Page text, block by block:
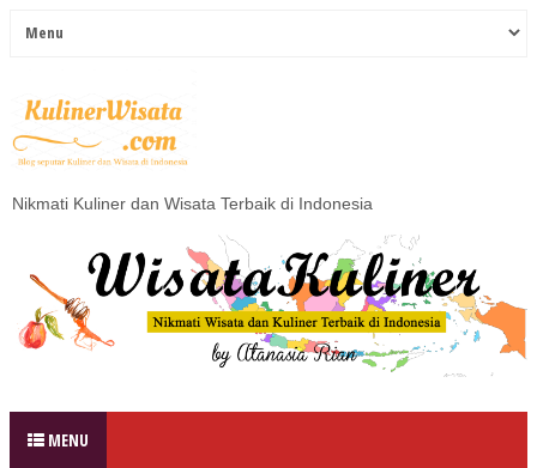
Nikmati Kuliner dan Wisata Terbaik di Indonesia
MENU